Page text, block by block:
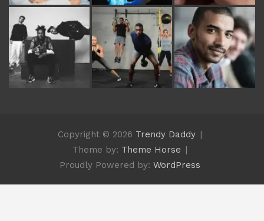
Copyright © 2026 Trendy Daddy
Theme by: Theme Horse
Proudly Powered by: WordPress